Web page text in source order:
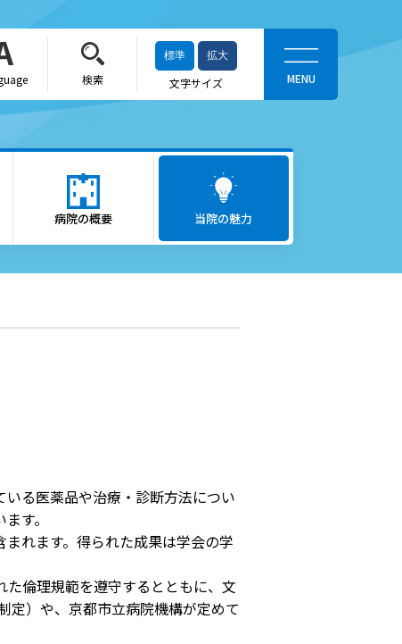
検索
標準 拡大
文字サイズ
ロボット支援手術「ダヴィン
広報
当院の魅力
病院の概要
る医薬品や治療・診断方法につい
す。
れます。得られた成果は学会の学
倫理規範を遵守するとともに、文
定）や、京都市立病院機構が定めて